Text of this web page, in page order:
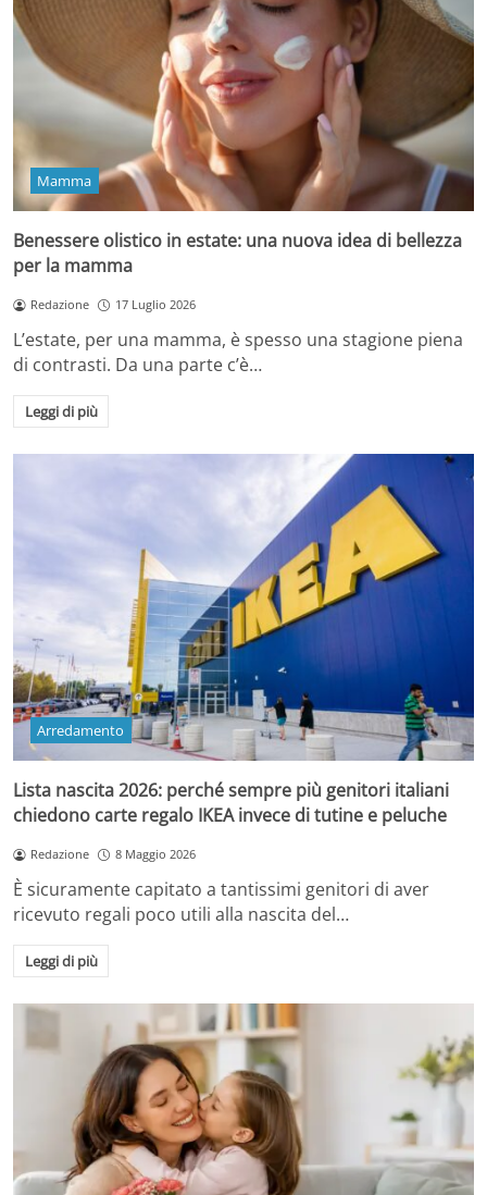
Mamma
Benessere olistico in estate: una nuova idea di bellezza
per la mamma
Redazione 17 Luglio 2026
L’estate, per una mamma, è spesso una stagione piena
di contrasti. Da una parte c’è…
Leggi di più
Arredamento
Lista nascita 2026: perché sempre più genitori italiani
chiedono carte regalo IKEA invece di tutine e peluche
Redazione 8 Maggio 2026
È sicuramente capitato a tantissimi genitori di aver
ricevuto regali poco utili alla nascita del…
Leggi di più